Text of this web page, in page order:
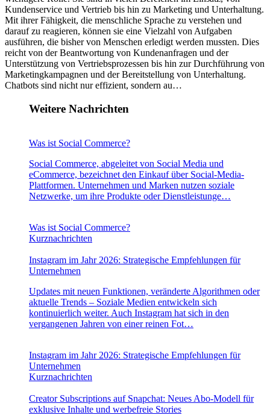
Kundenservice und Vertrieb bis hin zu Marketing und Unterhaltung.
Mit ihrer Fähigkeit, die menschliche Sprache zu verstehen und
darauf zu reagieren, können sie eine Vielzahl von Aufgaben
ausführen, die bisher von Menschen erledigt werden mussten. Dies
reicht von der Beantwortung von Kundenanfragen und der
Unterstützung von Vertriebsprozessen bis hin zur Durchführung von
Marketingkampagnen und der Bereitstellung von Unterhaltung.
Chatbots sind nicht nur effizient, sondern au…
Weitere Nachrichten
Was ist Social Commerce?
Social Commerce, abgeleitet von Social Media und
eCommerce, bezeichnet den Einkauf über Social-Media-
Plattformen. Unternehmen und Marken nutzen soziale
Netzwerke, um ihre Produkte oder Dienstleistunge…
Was ist Social Commerce?
Kurznachrichten
Instagram im Jahr 2026: Strategische Empfehlungen für
Unternehmen
Updates mit neuen Funktionen, veränderte Algorithmen oder
aktuelle Trends – Soziale Medien entwickeln sich
kontinuierlich weiter. Auch Instagram hat sich in den
vergangenen Jahren von einer reinen Fot…
Instagram im Jahr 2026: Strategische Empfehlungen für
Unternehmen
Kurznachrichten
Creator Subscriptions auf Snapchat: Neues Abo-Modell für
exklusive Inhalte und werbefreie Stories